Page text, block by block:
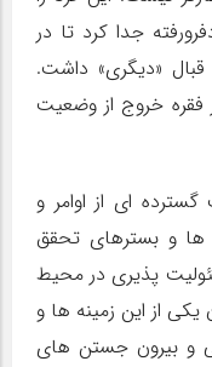
جدا کرد تا در
قبال «دیگری» داشت.
فقره خروج از وضعیت
ای از اوامر و
ها و بسترهای تحقق
پذیری در محیط
یکی از این زمینه ها و
و بیرون جستن های